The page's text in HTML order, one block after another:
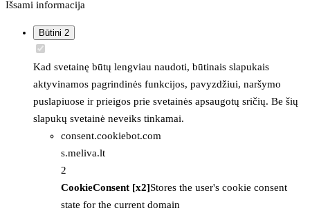
Išsami informacija
Būtini 2
Kad svetainę būtų lengviau naudoti, būtinais slapukais
aktyvinamos pagrindinės funkcijos, pavyzdžiui, naršymo
puslapiuose ir prieigos prie svetainės apsaugotų sričių. Be šių
slapukų svetainė neveiks tinkamai.
consent.cookiebot.com
s.meliva.lt
2
CookieConsent [x2]Stores the user's cookie consent
state for the current domain